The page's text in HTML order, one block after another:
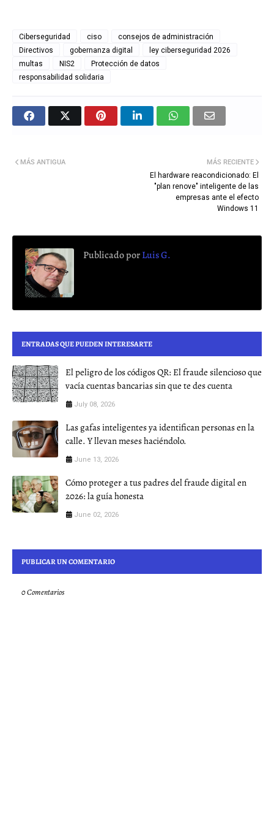
Ciberseguridad ciso
consejos de administración
Directivos
gobernanza digital
ley ciberseguridad 2026
multas
NIS2
Protección de datos
responsabilidad solidaria
MÁS RECIENTE
El hardware reacondicionado: El
"plan renove" inteligente de las
empresas ante el efecto
Windows 11
MÁS ANTIGUA
Publicado porLuis G.
ENTRADAS QUE PUEDEN INTERESARTE
El peligro de los códigos QR: El fraude silencioso que
vacía cuentas bancarias sin que te des cuenta
July 08, 2026
Las gafas inteligentes ya identifican personas en la
calle. Y llevan meses haciéndolo.
June 13, 2026
Cómo proteger a tus padres del fraude digital en
2026: la guía honesta
June 02, 2026
PUBLICAR UN COMENTARIO
0 Comentarios